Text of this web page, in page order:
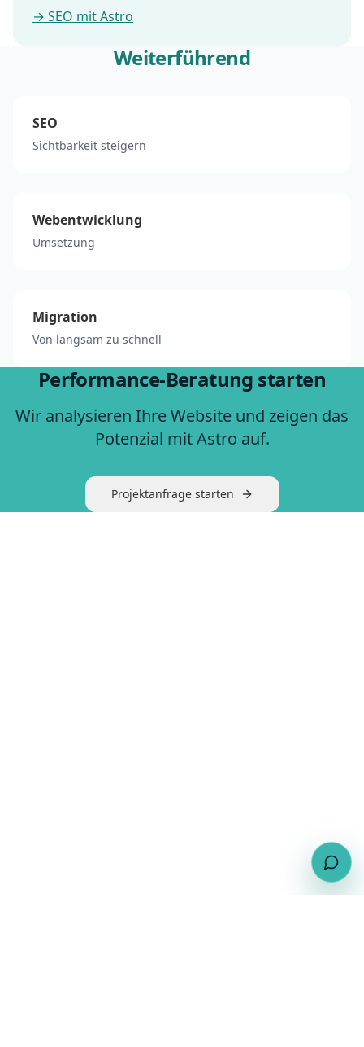
→ SEO mit Astro
Weiterführend
SEO
Sichtbarkeit steigern
Webentwicklung
Umsetzung
Migration
Von langsam zu schnell
Performance-Beratung starten
Wir analysieren Ihre Website und zeigen das
Potenzial mit Astro auf.
Projektanfrage starten